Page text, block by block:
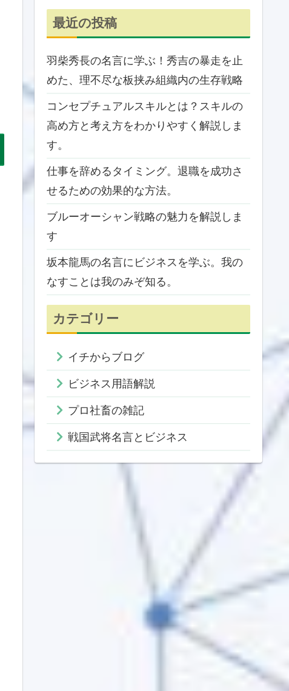
最近の投稿
羽柴秀長の名言に学ぶ！秀吉の暴走を止
めた、理不尽な板挟み組織内の生存戦略
コンセプチュアルスキルとは？スキルの
高め方と考え方をわかりやすく解説しま
す。
仕事を辞めるタイミング。退職を成功さ
せるための効果的な方法。
ブルーオーシャン戦略の魅力を解説しま
す
坂本龍馬の名言にビジネスを学ぶ。我の
なすことは我のみぞ知る。
カテゴリー
イチからブログ
ビジネス用語解説
プロ社畜の雑記
戦国武将名言とビジネス